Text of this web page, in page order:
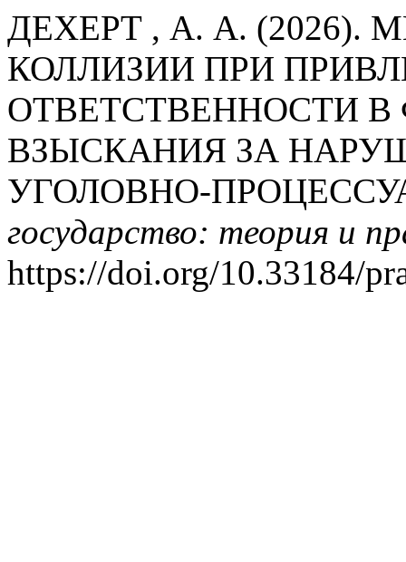
ДЕХЕРТ , А. А. (2026).
КОЛЛИЗИИ ПРИ
ОТВЕТСТВЕННОСТИ
ВЗЫСКАНИЯ ЗА
УГОЛОВНО-
государство: теория и
https://doi.org/10.33184/